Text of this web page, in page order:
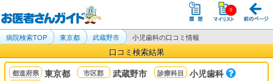
病院検索TOP 東京都 武蔵野市 小児歯科の口コミ情報
口コミ検索結果
東京都 武蔵野市
小児歯科